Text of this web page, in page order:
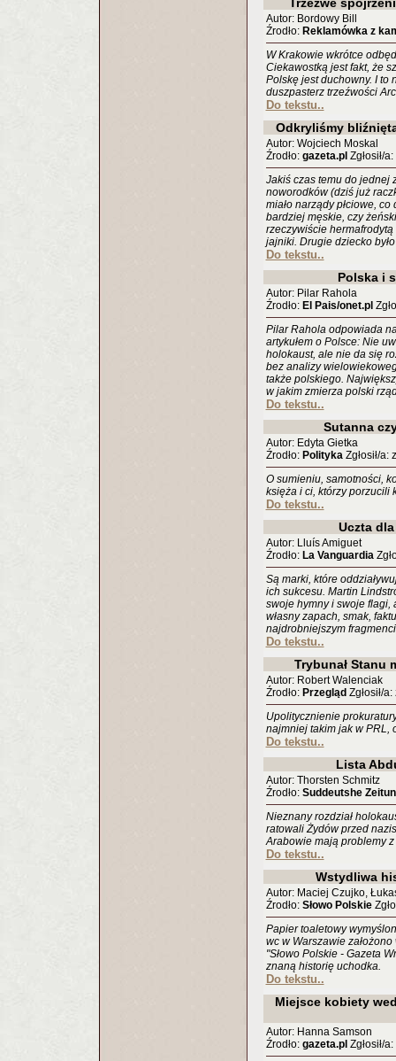
Autor: Bordowy Bill
Źrodło: Reklamówka z
W Krakowie wkrótce
Ciekawostką jest fakt, że
Polskę jest duchowny. I to
duszpasterz trzeźwości
Do tekstu..
Odkryliśmy
Autor: Wojciech Moskal
Źrodło: gazeta.pl Zgłosił/
Jakiś czas temu do jednej
noworodków (dziś już
miało narządy płciowe,
bardziej męskie, czy
rzeczywiście
jajniki. Drugie dziecko było
Do tekstu..
Polska i
Autor: Pilar Rahola
Źrodło: El Pais/onet.pl
Pilar Rahola odpowiada
artykułem o Polsce: Nie
holokaust, ale nie da się
bez analizy
także polskiego.
w jakim zmierza polski
Do tekstu..
Sutanna
Autor: Edyta Gietka
Źrodło: PolitykaZgłosił/a:
O sumieniu, samotności,
księża i ci, którzy porzucili
Do tekstu..
Uczta dla
Autor: Lluís Amiguet
Źrodło: La Vanguardia
Są marki, które
ich sukcesu. Martin
swoje hymny i swoje flagi,
własny zapach, smak,
najdrobniejszym
Do tekstu..
Trybunał Stanu
Autor: Robert Walenciak
Źrodło: Przegląd Zgłosił/a:
Upolitycznienie
najmniej takim jak w PRL,
Do tekstu..
Lista
Autor: Thorsten Schmitz
Źrodło: Suddeutshe
Nieznany rozdział
ratowali Żydów przed
Arabowie mają problemy
Do tekstu..
Wstydliwa
Autor: Maciej Czujko,
Źrodło: Słowo Polskie
Papier toaletowy
wc w Warszawie
"Słowo Polskie - Gazeta
znaną historię uchodka.
Do tekstu..
Miejsce kobiety
Autor: Hanna Samson
Źrodło: gazeta.pl Zgłosił/